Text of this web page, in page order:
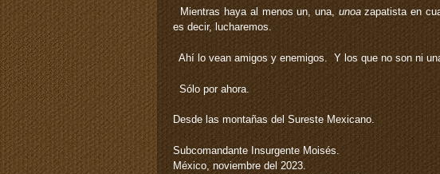
Mientras haya al menos un, una, unoazapatista en
es decir, lucharemos.
Ahí lo vean amigos y enemigos. Y los que no son ni
Sólo por ahora.
Desde las montañas del Sureste Mexicano.
Subcomandante Insurgente Moisés.
México, noviembre del 2023.